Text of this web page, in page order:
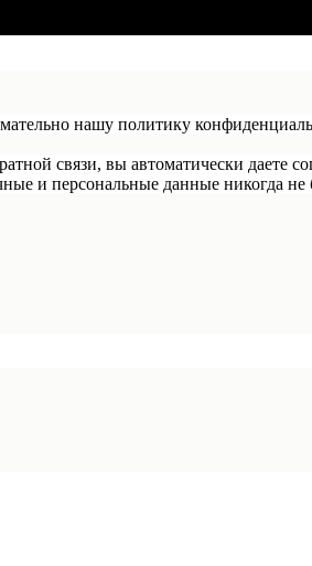
нашу политику
связи, вы автоматически даете
и персональные данные никогда не